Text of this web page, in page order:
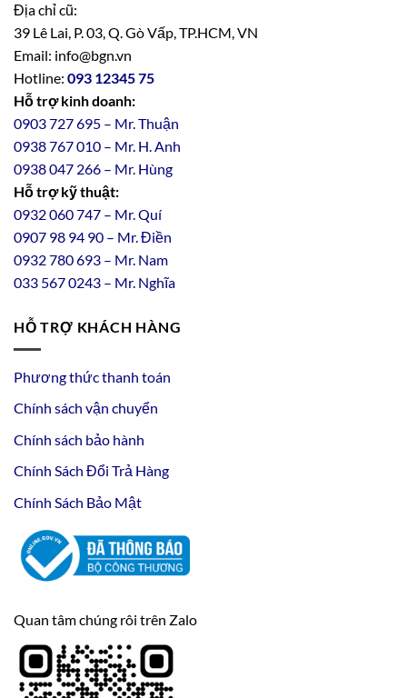
Địa chỉ cũ:
39 Lê Lai, P. 03, Q. Gò Vấp, TP.HCM, VN
Email: info@bgn.vn
Hotline: 093 12345 75
Hỗ trợ kinh doanh:
0903 727 695 – Mr. Thuận
0938 767 010 – Mr. H. Anh
0938 047 266 – Mr. Hùng
Hỗ trợ kỹ thuật:
0932 060 747 – Mr. Quí
0907 98 94 90 – Mr. Điền
0932780693 – Mr. Nam
033 567 0243 – Mr. Nghĩa
HỖ TRỢ KHÁCH HÀNG
Phương thức thanh toán
Chính sách vận chuyển
Chính sách bảo hành
Chính Sách Đổi Trả Hàng
Chính Sách Bảo Mật
Quan tâm chúng rôi trên Zalo